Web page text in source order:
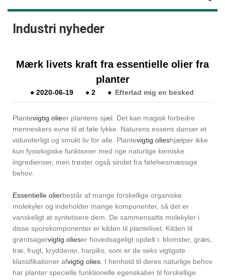
Industri nyheder
Mærk livets kraft fra essentielle olier fra
planter
● 2020-06-19 ● 2 ● Efterlad mig en besked
Plantevigtig olieer plantens sjæl. Det kan magisk forbedre
menneskers evne til at føle lykke. Naturens essens danser et
vidunderligt og smukt liv for alle. Plantevigtig olieshjælper ikke
kun fysiologiske funktioner med rige naturlige kemiske
ingredienser, men trøster også sindet fra følelsesmæssige
behov.
Essentielle olierbestår af mange forskellige organiske
molekyler og indeholder mange komponenter, så det er
vanskeligt at syntetisere dem. De sammensatte molekyler i
disse sporekomponenter er kilden til plantelivet. Kilden til
grøntsagervigtig olieser hovedsageligt opdelt i: blomster, græs,
træ, frugt, krydderier, harpiks, som er de seks vigtigste
klassifikationer afvigtig olies. I henhold til deres naturlige behov
har planter specielle funktionelle egenskaber til forskellige